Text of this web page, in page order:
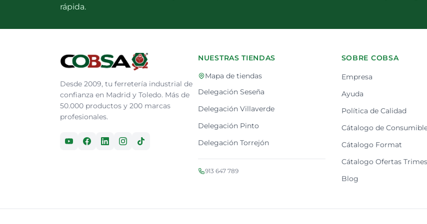
rápida.
Desde 2009, tu ferretería industrial de
confianza en Madrid y Toledo. Más de
50.000 productos y 200 marcas
profesionales.
NUESTRAS TIENDAS
Mapa de tiendas
Delegación Seseña
Delegación Villaverde
Delegación Pinto
Delegación Torrejón
913 647 789
SOBRE COBSA
Empresa
Ayuda
Política de Calidad
Cátalogo de
Cátalogo Format
Cátalogo Ofertas
Blog